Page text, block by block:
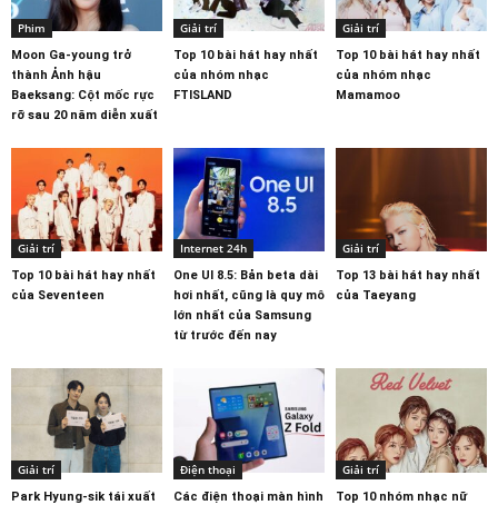
Phim
Moon Ga-young trở
thành Ảnh hậu
Baeksang: Cột mốc rực
rỡ sau 20 năm diễn xuất
Giải trí
Top 10 bài hát hay nhất
của nhóm nhạc
FTISLAND
Giải trí
Top 10 bài hát hay nhất
của nhóm nhạc
Mamamoo
Giải trí
Top 10 bài hát hay nhất
của Seventeen
Internet 24h
One UI 8.5: Bản beta dài
hơi nhất, cũng là quy mô
lớn nhất của Samsung
từ trước đến nay
Giải trí
Top 13 bài hát hay nhất
của Taeyang
Giải trí
Park Hyung-sik tái xuất
Điện thoại
Các điện thoại màn hình
Giải trí
Top 10 nhóm nhạc nữ